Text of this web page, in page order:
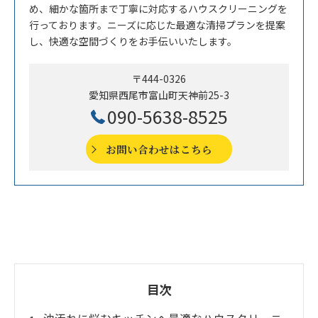
め、細かな箇所まで丁寧に対応するハウスクリーニングを
行っております。ニーズに応じた最適な清掃プランを提案
し、快適な空間づくりをお手伝いいたします。
〒444-0326
愛知県西尾市富山町天神前25-3
090-5638-8525
お問い合わせはこちら
目次